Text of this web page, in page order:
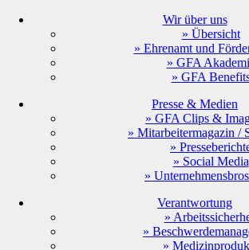
Wir über uns
» Übersicht
» Ehrenamt und
» GFA
» GFA
Presse & Medien
» GFA Clips &
» Mitarbeitermagazin /
»
» Social Media
»
Verantwortung
»
»
»